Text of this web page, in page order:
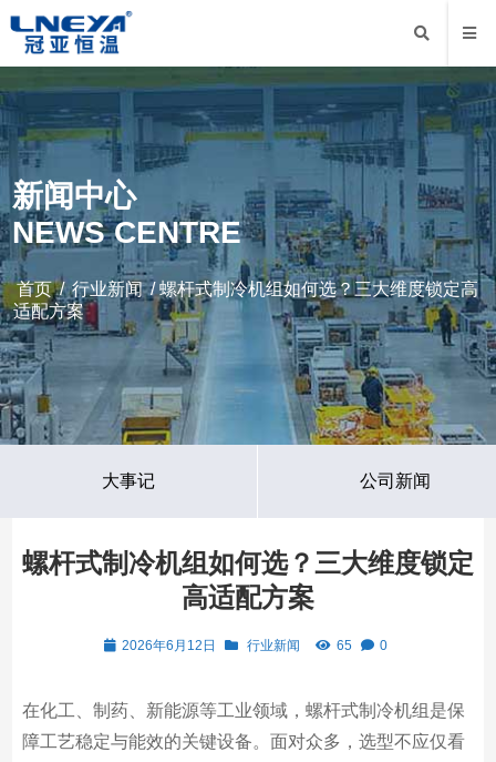
新闻中心
NEWS CENTRE
首页/行业新闻/ 螺杆式制冷机组如何选？三大维度锁定高
适配方案
大事记 公司新闻
螺杆式制冷机组如何选？三大维度锁定
高适配方案
2026年6月12日 行业新闻 65 0
在化工、制药、新能源等工业领域，螺杆式制冷机组是保
障工艺稳定与能效的关键设备。面对众多，选型不应仅看